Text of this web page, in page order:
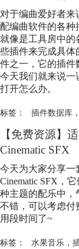
对于编曲爱好者
配编曲软件的各种
就像是工具房中
些插件来完成具体
件之一，它的插件
今天我们就来说一
打开怎么办。
标签： 插件数据库，
【免费资源】
Cinematic SFX
今天为大家分享一
Cinematic SFX，
种主题的配乐中，
不错，可以考虑付
用段时间了~
标签： 水果音乐，